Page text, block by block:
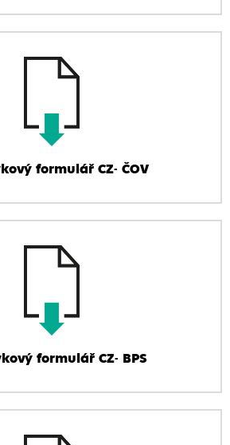
formulář CZ- ČOV
formulář CZ- BPS